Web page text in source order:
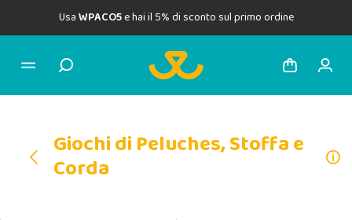
UsaWPACO5e hai il 5% di sconto sul primo ordine
Giochi di Peluches, Stoffa e
Corda